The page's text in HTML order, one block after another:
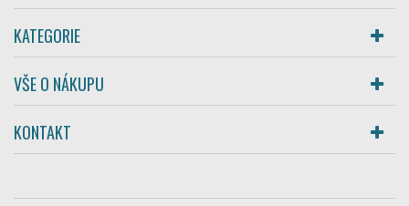
KATEGORIE
VŠE O NÁKUPU
KONTAKT